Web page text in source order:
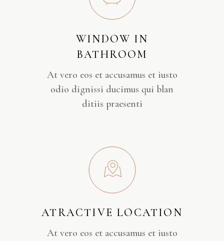
WINDOW IN
BATHROOM
At vero eos et accusamus et iusto
odio dignissi ducimus qui blan
ditiis praesenti
ATRACTIVE LOCATION
At vero eos et accusamus et iusto